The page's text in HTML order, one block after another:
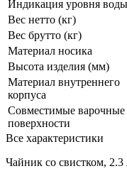
Индикация уровня воды
Вес нетто (кг)
Вес брутто (кг)
Материал носика
Высота изделия (мм)
Материал внутреннего
корпуса
Совместимые варочные
поверхности
Все характеристики
Чайник со свистком,